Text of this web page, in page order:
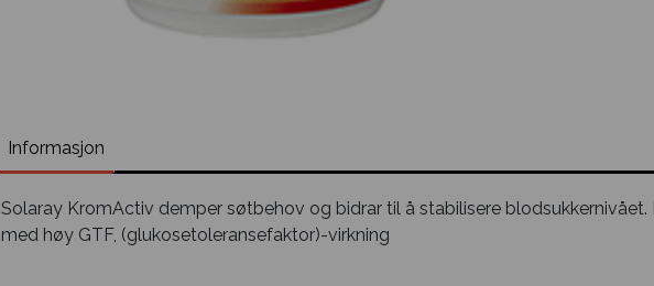
Informasjon
Solaray KromActiv demper søtbehov og bidrar til å stabilisere
med høy GTF, (glukosetoleransefaktor)-virkning